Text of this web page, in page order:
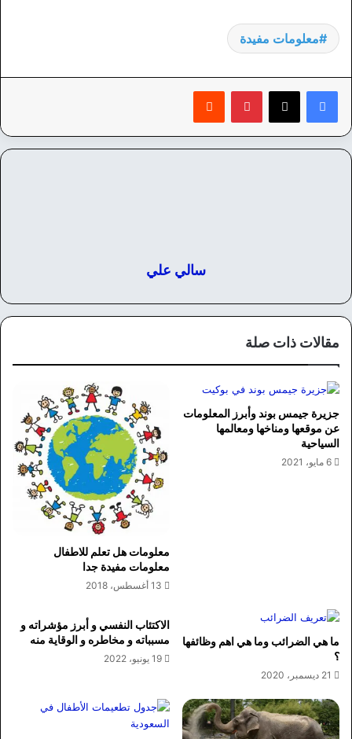
معلومات مفيدة
بينتيريست
سالي علي
مقالات ذات صلة
جزيرة جيمس بوند وأبرز المعلومات
عن موقعها ومناخها ومعالمها
السياحية
6 مايو، 2021
معلومات هل تعلم للاطفال
معلومات مفيدة جدا
13 أغسطس، 2018
ما هي الضرائب وما هي اهم وظائفها
؟
21 ديسمبر، 2020
الاكتئاب النفسي و أبرز مؤشراته و
مسبباته و مخاطره و الوقاية منه
19 يونيو، 2022